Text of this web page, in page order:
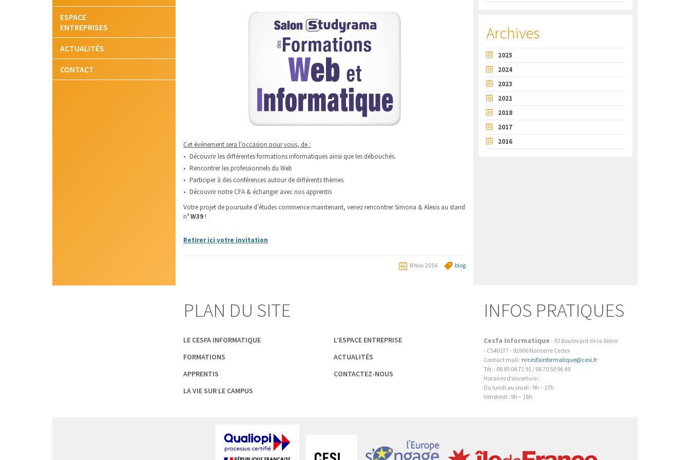
ESPACE
ENTREPRISES
ACTUALITÉS
CONTACT
Cet événement sera l’occasion pour vous, de :
Découvrir les différentes formations informatiques ainsi que les débouchés.
Rencontrer les professionnels du Web
Participer à des conférences autour de différents thèmes
Découvrir notre CFA & échanger avec nos apprentis
Votre projet de poursuite d’études commence maintenant, venez rencontrer Simona & Alexis au stand
n°W39!
Retirer ici votre invitation
8 Nov 2016 blog
Archives
2025
2024
2023
2021
2018
2017
2016
PLAN DU SITE
LE CESFA INFORMATIQUE
FORMATIONS
APPRENTIS
LA VIE SUR LE CAMPUS
L’ESPACE ENTREPRISE
ACTUALITÉS
CONTACTEZ-NOUS
INFOS PRATIQUES
Cesfa Informatique - 93 Boulevard de la Seine
- CS40177- 92006 Nanterre Cedex
Contact mail : nrcesfainformatique@cesi.fr
Tél. : 06 85 04 72 91 / 06 70 50 96 49
Horaires d’ouverture :
Du lundi au jeudi : 9h – 17h
Vendredi : 9h – 16h